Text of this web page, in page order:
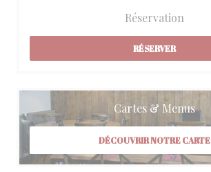
Réservation
RÉSERVER
Cartes & Menus
DÉCOUVRIR NOTRE CARTE